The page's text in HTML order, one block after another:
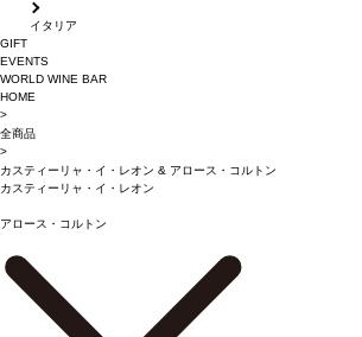
イタリア
GIFT
EVENTS
WORLD WINE BAR
HOME
>
全商品
>
カスティーリャ・イ・レオン & アロース・コルトン
カスティーリャ・イ・レオン
アロース・コルトン